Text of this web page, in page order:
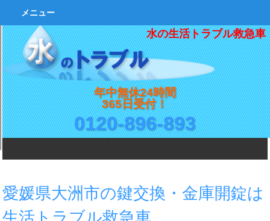
水の生活トラブル救急車
年中無休24時間
365日受付！
0120-896-893
メニュー
愛媛県大洲市の鍵交換・金庫開錠は
生活トラブル救急車